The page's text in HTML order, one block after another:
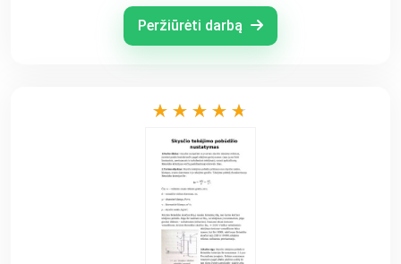
Peržiūrėti darbą